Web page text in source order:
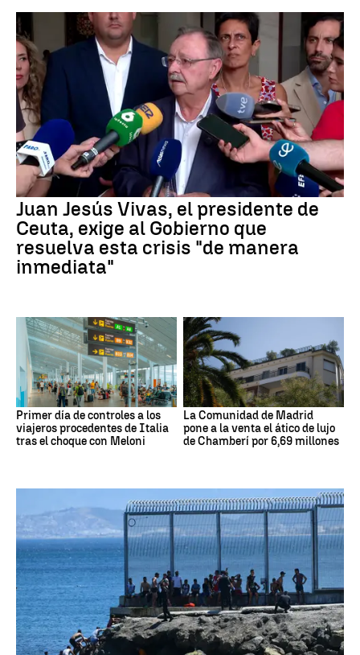
Juan Jesús Vivas, el presidente de
Ceuta, exige al Gobierno que
resuelva esta crisis "de manera
inmediata"
Primer día de controles a los
viajeros procedentes de Italia
tras el choque con Meloni
La Comunidad de Madrid
pone a la venta el ático de lujo
de Chamberí por 6,69 millones